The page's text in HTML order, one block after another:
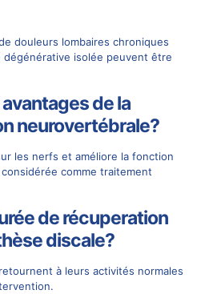
douleurs lombaires chroniques
dégénérative isolée peuvent être
de la
neurovertébrale?
les nerfs et améliore la fonction
comme traitement
de récuperation
discale?
à leurs activités normales